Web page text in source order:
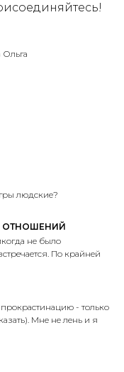
людские?
ОТНОШЕНИЙ
не было
По крайней
- только
Мне не лень и я